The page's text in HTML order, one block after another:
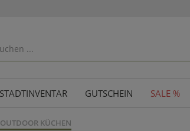
STADTINVENTAR GUTSCHEIN SALE %
OUTDOOR KÜCHEN